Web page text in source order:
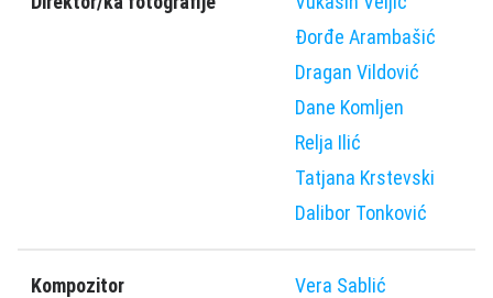
Ðorđe Arambašić
Dragan Vildović
Dane Komljen
Relja Ilić
Tatjana Krstevski
Dalibor Tonković
Kompozitor
Vera Sablić